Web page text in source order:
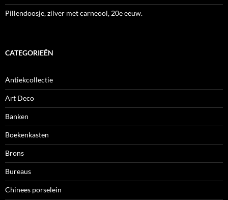
Pillendoosje, zilver met carneool, 20e eeuw.
CATEGORIEËN
Antiekcollectie
Art Deco
Banken
Boekenkasten
Brons
Bureaus
Chinees porselein